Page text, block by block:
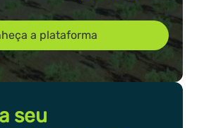
a plataforma
seu